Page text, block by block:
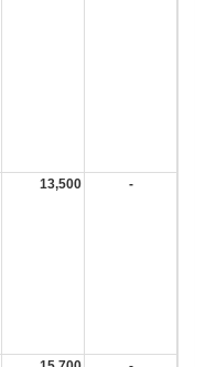
13,500 -